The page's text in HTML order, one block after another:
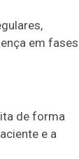
em fases
de forma
e a